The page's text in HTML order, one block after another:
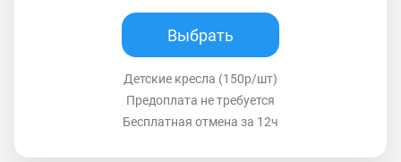
Выбрать
Детские кресла (150р/шт)
Предоплата не требуется
Бесплатная отмена за 12ч